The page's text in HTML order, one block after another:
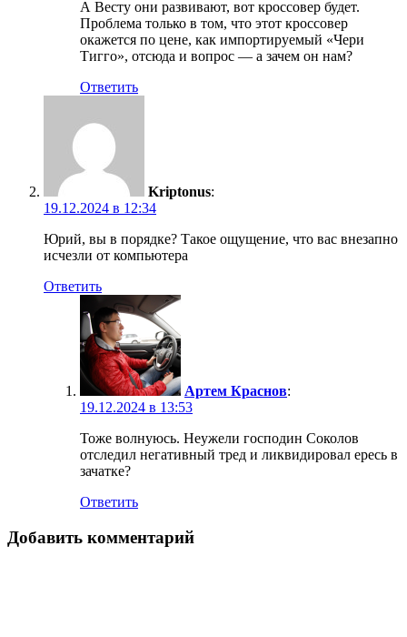
А Весту они развивают, вот кроссовер будет.
Проблема только в том, что этот кроссовер
окажется по цене, как импортируемый «Чери
Тигго», отсюда и вопрос — а зачем он нам?
Ответить
Kriptonus:
19.12.2024 в 12:34
Юрий, вы в порядке? Такое ощущение, что вас внезапно
исчезли от компьютера
Ответить
Артем Краснов:
19.12.2024 в 13:53
Тоже волнуюсь. Неужели господин Соколов
отследил негативный тред и ликвидировал ересь в
зачатке?
Ответить
Добавить комментарий